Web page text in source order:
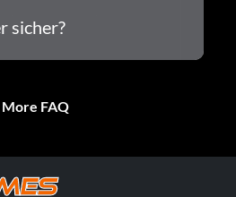
sicher?
More FAQ